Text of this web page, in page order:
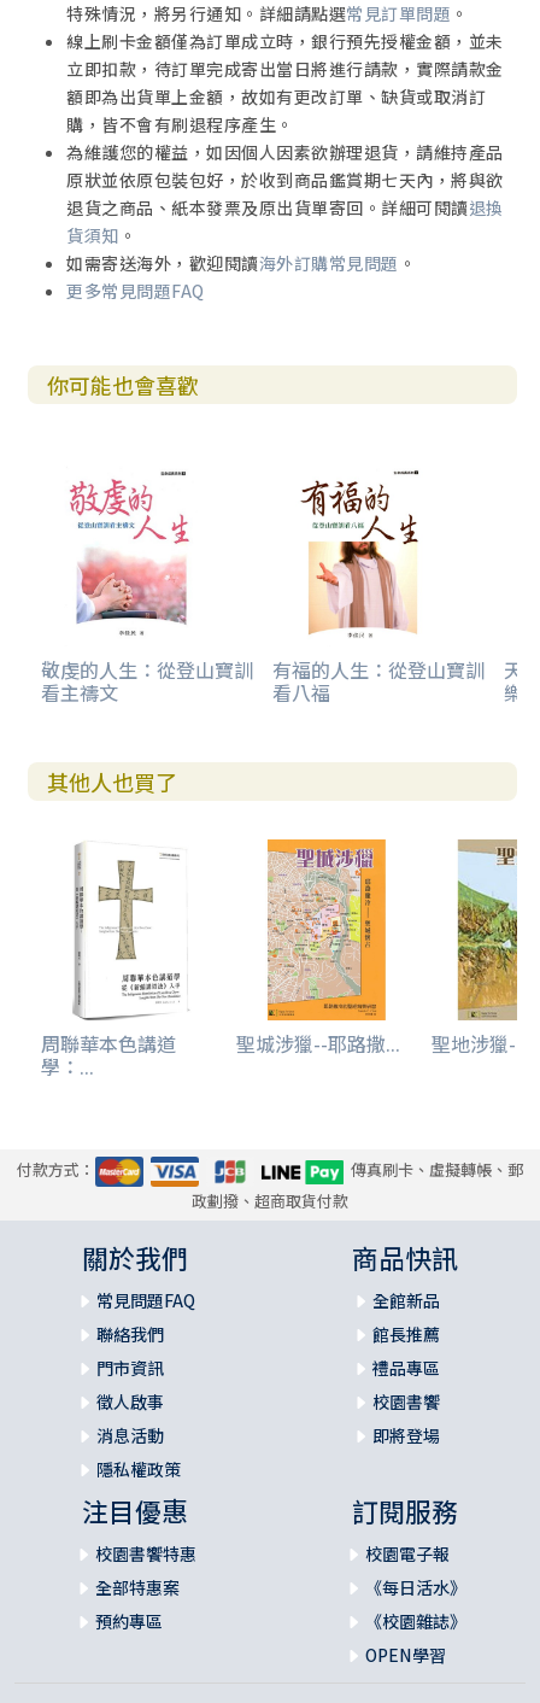
特殊情況，將另行通知。詳細請點選常見訂單問題 。
線上刷卡金額僅為訂單成立時，銀行預先授權金額，並未
立即扣款，待訂單完成寄出當日將進行請款，實際請款金
額即為出貨單上金額，故如有更改訂單、缺貨或取消訂
購，皆不會有刷退程序產生。
為維護您的權益，如因個人因素欲辦理退貨，請維持產品
原狀並依原包裝包好，於收到商品鑑賞期七天內，將與欲
退貨之商品、紙本發票及原出貨單寄回。詳細可閱讀退換
貨須知 。
如需寄送海外，歡迎閱讀海外訂購常見問題 。
更多常見問題FAQ
你可能也會喜歡
敬虔的人生：從登山寶訓
看主禱文
有福的人生：從登山寶訓
看八福
天
樂
其他人也買了
周聯華本色講道
學：...
聖城涉獵--耶路撒... 聖地涉獵--
付款方式：
傳真刷卡、虛擬轉帳、郵
政劃撥、超商取貨付款
關於我們
常見問題FAQ
聯絡我們
門市資訊
徵人啟事
消息活動
隱私權政策
商品快訊
全館新品
館長推薦
禮品專區
校園書饗
即將登場
注目優惠
校園書饗特惠
全部特惠案
預約專區
訂閱服務
校園電子報
《每日活水》
《校園雜誌》
OPEN學習